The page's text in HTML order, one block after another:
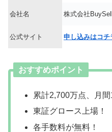
会社名 株式会社
公式サイト 申し込みはコチ
おすすめポイント
累計2,700万点、月
東証グロース上場！
各手数料が無料！